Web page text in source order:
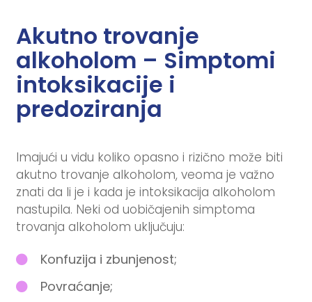
Akutno trovanje
alkoholom – Simptomi
intoksikacije i
predoziranja
Imajući u vidu koliko opasno i rizično može biti
akutno trovanje alkoholom, veoma je važno
znati da li je i kada je intoksikacija alkoholom
nastupila. Neki od uobičajenih simptoma
trovanja alkoholom uključuju:
Konfuzija i zbunjenost;
Povraćanje;